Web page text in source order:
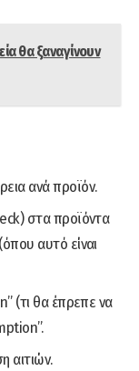
θα ξαναγίνουν
ανά προϊόν.
στα προϊόντα
αυτό είναι
(τι θα έπρεπε να
αιτιών.